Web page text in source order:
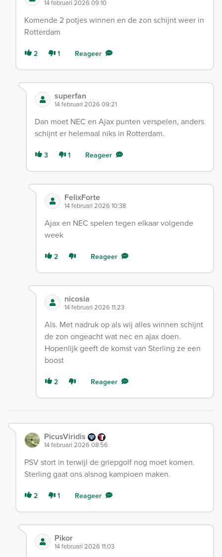
14 februari 2026 09:10
Komende 2 potjes winnen en de zon schijnt weer in
Rotterdam
2 1 Reageer
superfan
14 februari 2026 09:21
Dan moet NEC en Ajax punten verspelen, anders
schijnt er helemaal niks in Rotterdam.
3 1 Reageer
FelixForte
14 februari 2026 10:38
Ajax en NEC spelen tegen elkaar volgende
week
2 Reageer
nicosia
14 februari 2026 11:23
Als. Met nadruk op als wij alles winnen schijnt
de zon ongeacht wat nec en ajax doen.
Hopenlijk geeft de komst van Sterling ze een
boost
2 Reageer
PicusViridis
14 februari 2026 08:56
PSV stort in terwijl de griepgolf nog moet komen.
Sterling gaat ons alsnog kampioen maken.
2 1 Reageer
Pikor
14 februari 2026 11:03